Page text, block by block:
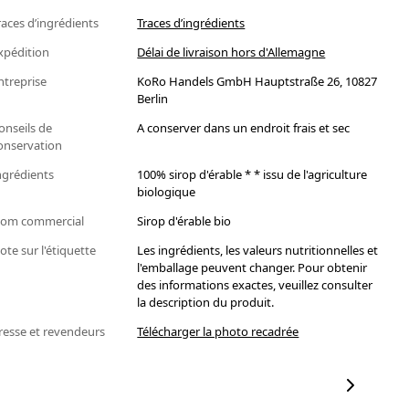
d’ingrédients
Traces d’ingrédients
Délai de livraison hors d'Allemagne
KoRo Handels GmbH Hauptstraße 26, 10827
Berlin
de
A conserver dans un endroit frais et sec
100% sirop d'érable * * issu de l'agriculture
biologique
commercial
Sirop d'érable bio
sur l'étiquette
Les ingrédients, les valeurs nutritionnelles et
l'emballage peuvent changer. Pour obtenir
des informations exactes, veuillez consulter
la description du produit.
et revendeurs
Télécharger la photo recadrée